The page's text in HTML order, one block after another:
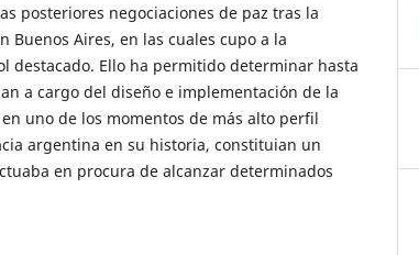
posteriores negociaciones de paz tras la
Buenos Aires, en las cuales cupo a la
destacado. Ello ha permitido determinar hasta
a cargo del diseño e implementación de la
uno de los momentos de más alto perfil
argentina en su historia, constituian un
en procura de alcanzar determinados